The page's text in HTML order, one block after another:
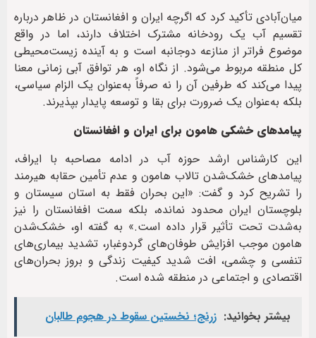
میان‌آبادی تأکید کرد که اگرچه ایران و افغانستان در ظاهر درباره
تقسیم آب یک رودخانه مشترک اختلاف دارند، اما در واقع
موضوع فراتر از منازعه دوجانبه است و به آینده زیست‌محیطی
کل منطقه مربوط می‌شود. از نگاه او، هر توافق آبی زمانی معنا
پیدا می‌کند که طرفین آن را نه صرفاً به‌عنوان یک الزام سیاسی،
بلکه به‌عنوان یک ضرورت برای بقا و توسعه پایدار بپذیرند.
پیامدهای خشکی هامون برای ایران و افغانستان
این کارشناس ارشد حوزه آب در ادامه مصاحبه با ایراف،
پیامدهای خشک‌شدن تالاب هامون و عدم تأمین حقابه هیرمند
را تشریح کرد و گفت: «این بحران فقط به استان سیستان و
بلوچستان ایران محدود نمانده، بلکه سمت افغانستان را نیز
به‌شدت تحت تأثیر قرار داده است.» به گفته او، خشک‌شدن
هامون موجب افزایش طوفان‌های گردوغبار، تشدید بیماری‌های
تنفسی و چشمی، افت شدید کیفیت زندگی و بروز بحران‌های
اقتصادی و اجتماعی در منطقه شده است.
بیشتر بخوانید: زرنج؛ نخستین سقوط در هجوم طالبان